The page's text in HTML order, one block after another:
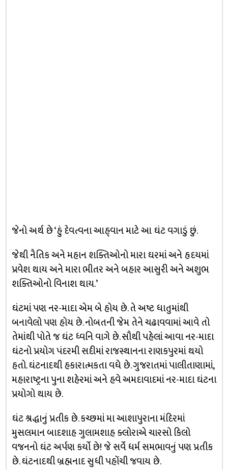
જેનો અર્થ છે ‘હું દેવત્વના આહ્‌વાન માટે આ ઘંટ વગાડું છું.
જેથી નૈતિક અને મહાન શક્તિઓનો મારા ઘરમાં અને હૃદયમાં
પ્રવેશ થાય અને મારા ભીતર અને બહાર આસુરી અને અશુભ
શક્તિઓનો વિનાશ થાય.’
ઘંટમાં પણ નર-માદા એમ બે હોય છે. તે અષ્ટ ધાતુમાંથી
બનાવેલો પણ હોય છે. નોબતની જેમ તેને ચઢાવવામાં આવે તો
તેમાંથી પોતે જ ઘંટ ધ્વનિ વાગે છે. સૌથી પહેલાં આવા નર-માદા
ઘંટનો પ્રયોગ પંદરમી સદીમાં રાજસ્થાનના રાણકપુરમાં થયો
હતો. ઘંટનાદથી હકારાત્મકતા વધે છે. ગુજરાતમાં પાલીતાણામાં,
મહારાષ્ટ્રના પુના શહેરમાં અને હવે અમદાવાદમાં નર-માદા ઘંટના
પ્રયોગો થાય છે.
ઘંટ શ્રદ્ધાનું પ્રતીક છે. કચ્છમાં મા આશાપુરાના મંદિરમાં
મુસલમાન બાદશાહ ગુલામશાહ ક્લોરાએ ચારસો કિલો
વજનનો ઘંટ અર્પણ કર્યો છે! જે સર્વે ધર્મ સમભાવનું પણ પ્રતીક
છે. ઘંટનાદથી બ્રહ્મનાદ સુધી પહોંચી જવાય છે.